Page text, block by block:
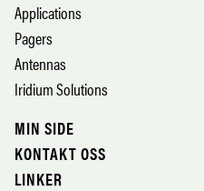
Applications
Pagers
Antennas
Iridium Solutions
MIN SIDE
KONTAKT OSS
LINKER